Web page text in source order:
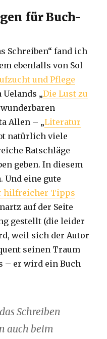
für Buch-
Schreiben“ fand ich
ebenfalls von Sol
und Pflege
Uelands „Die Lust zu
Allen – „Literatur
natürlich viele
Ratschläge
geben. In diesem
Und eine gute
hilfreicher Tipps
auf der Seite
gestellt (die leider
weil sich der Autor
seinen Traum
– er wird ein Buch
Schreiben
auch beim